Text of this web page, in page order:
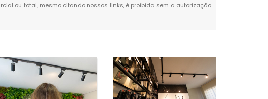
ou total, mesmo citando nossos links, é proibida sem a autorização